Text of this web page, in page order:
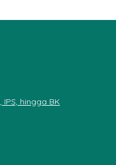
IPS, hingga BK